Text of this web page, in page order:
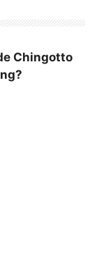
Chingotto